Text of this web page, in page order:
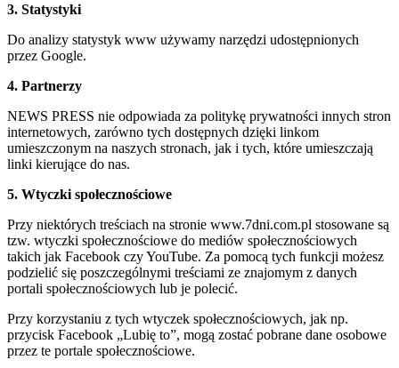
3. Statystyki
Do analizy statystyk www używamy narzędzi udostępnionych
przez Google.
4. Partnerzy
NEWS PRESS nie odpowiada za politykę prywatności innych stron
internetowych, zarówno tych dostępnych dzięki linkom
umieszczonym na naszych stronach, jak i tych, które umieszczają
linki kierujące do nas.
5. Wtyczki społecznościowe
Przy niektórych treściach na stronie www.7dni.com.pl stosowane są
tzw. wtyczki społecznościowe do mediów społecznościowych
takich jak Facebook czy YouTube. Za pomocą tych funkcji możesz
podzielić się poszczególnymi treściami ze znajomym z danych
portali społecznościowych lub je polecić.
Przy korzystaniu z tych wtyczek społecznościowych, jak np.
przycisk Facebook „Lubię to”, mogą zostać pobrane dane osobowe
przez te portale społecznościowe.